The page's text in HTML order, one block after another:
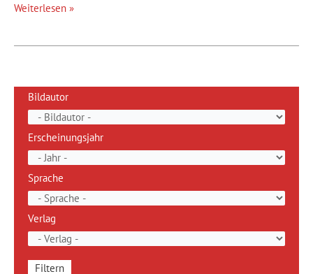
Vom
Weiterlesen »
Bildautor
Erscheinungsjahr
Sprache
Verlag